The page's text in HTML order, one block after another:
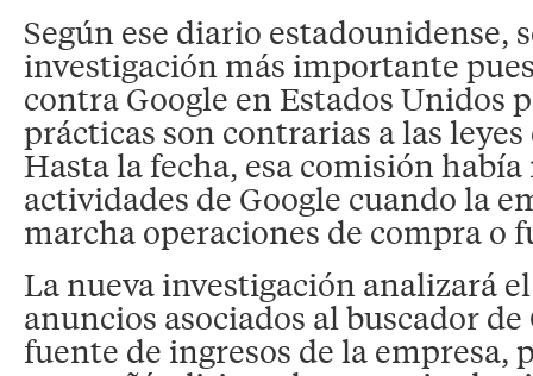
Según ese diario estadounidense,
investigación más importante
contra Google en Estados Unidos
prácticas son contrarias a las
Hasta la fecha, esa comisión había
actividades de Google cuando la
marcha operaciones de compra o
La nueva investigación analizará
anuncios asociados al buscador
fuente de ingresos de la empresa,